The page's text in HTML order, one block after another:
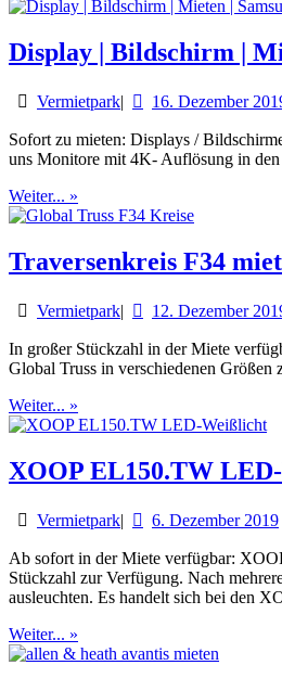
Display | Bildschirm |
Vermietpark| 16. Dezember
Sofort zu mieten: Displays /
uns Monitore mit 4K- Auflösung in
Weiter... »
Traversenkreis F34
Vermietpark| 12. Dezember
In großer Stückzahl in der Miete
Global Truss in verschiedenen
Weiter... »
XOOP EL150.TW
Vermietpark| 6. Dezember 2019
Ab sofort in der Miete verfügbar:
Stückzahl zur Verfügung. Nach
ausleuchten. Es handelt sich bei den
Weiter... »